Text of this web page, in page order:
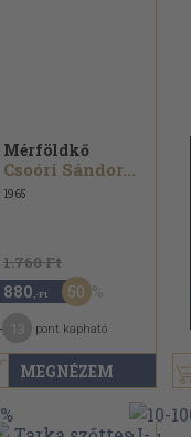
MEGNÉZEM
Mérföldkő
Csoóri Sándor...
1965
1.760 Ft
880 ,-Ft 50
pont kapható